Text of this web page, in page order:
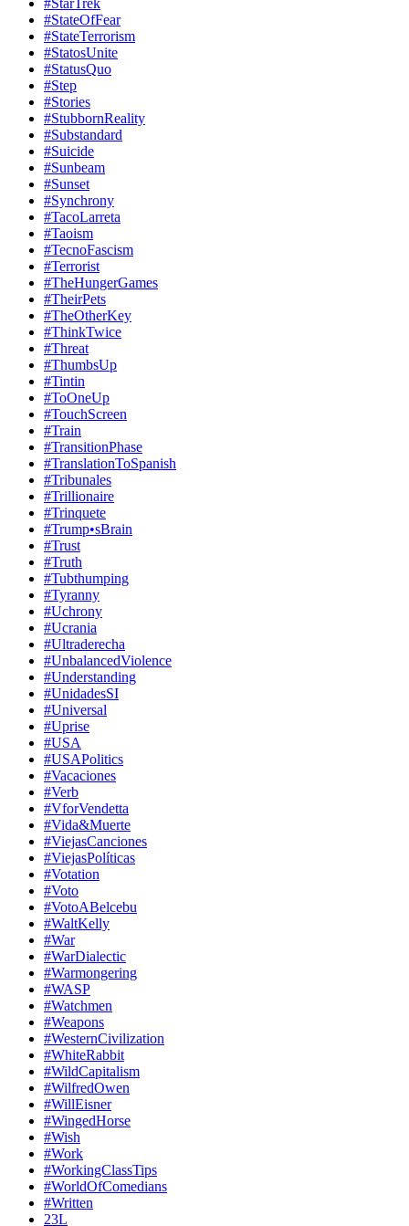
#StarTrek
#StateOfFear
#StateTerrorism
#StatosUnite
#StatusQuo
#Step
#Stories
#StubbornReality
#Substandard
#Suicide
#Sunbeam
#Sunset
#Synchrony
#TacoLarreta
#Taoism
#TecnoFascism
#Terrorist
#TheHungerGames
#TheirPets
#TheOtherKey
#ThinkTwice
#Threat
#ThumbsUp
#Tintin
#ToOneUp
#TouchScreen
#Train
#TransitionPhase
#TranslationToSpanish
#Tribunales
#Trillionaire
#Trinquete
#Trump•sBrain
#Trust
#Truth
#Tubthumping
#Tyranny
#Uchrony
#Ucrania
#Ultraderecha
#UnbalancedViolence
#Understanding
#UnidadesSI
#Universal
#Uprise
#USA
#USAPolitics
#Vacaciones
#Verb
#VforVendetta
#Vida&Muerte
#ViejasCanciones
#ViejasPolíticas
#Votation
#Voto
#VotoABelcebu
#WaltKelly
#War
#WarDialectic
#Warmongering
#WASP
#Watchmen
#Weapons
#WesternCivilization
#WhiteRabbit
#WildCapitalism
#WilfredOwen
#WillEisner
#WingedHorse
#Wish
#Work
#WorkingClassTips
#WorldOfComedians
#Written
23L